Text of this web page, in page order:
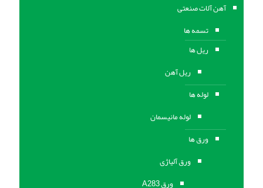
آهن آلات صنعتی
تسمه ها
ریل ها
ریل آهن
لوله ها
لوله مانیسمان
ورق ها
ورق آلیاژی
ورق A283